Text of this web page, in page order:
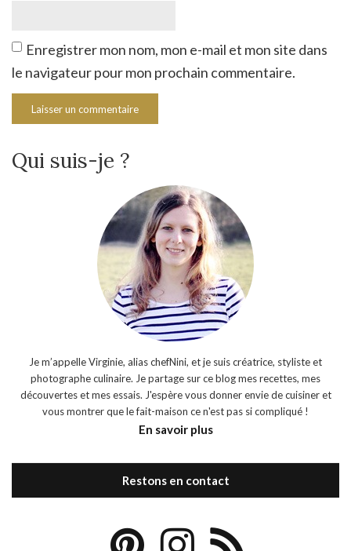
Enregistrer mon nom, mon e-mail et mon site dans
le navigateur pour mon prochain commentaire.
Qui suis-je ?
Je m’appelle Virginie, alias chefNini, et je suis créatrice, styliste et
photographe culinaire. Je partage sur ce blog mes recettes, mes
découvertes et mes essais. J'espère vous donner envie de cuisiner et
vous montrer que le fait-maison ce n'est pas si compliqué !
En savoir plus
Restons en contact